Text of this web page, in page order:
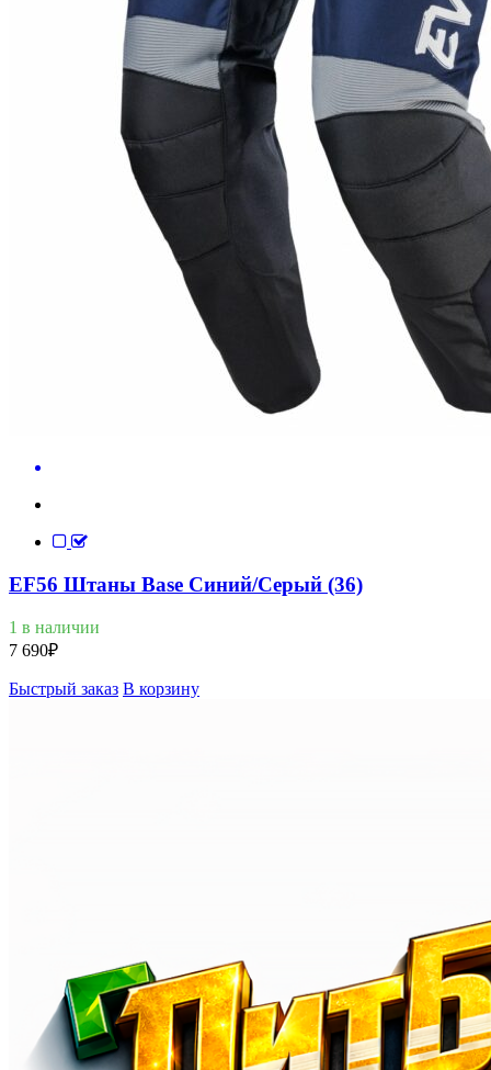
EF56 Штаны Base Синий/Серый (36)
1 в наличии
7 690₽
Быстрый заказ В корзину